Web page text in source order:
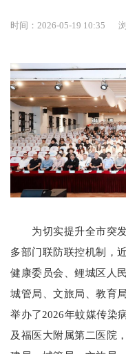
时间：2026-05-19 10:35
为切实提升全市突发
多部门联防联控机制，
健康委员会、鲤城区人
城管局、文旅局、教育
举办了2026年蚊媒传染
及福医大附属第二医院